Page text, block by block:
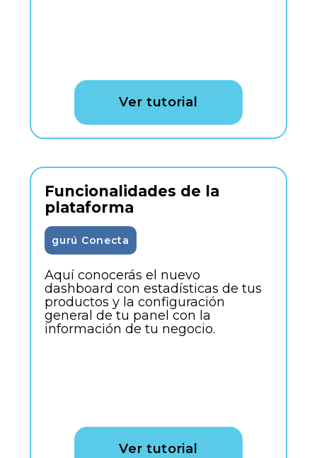
Ver tutorial
Funcionalidades de la
plataforma
gurú Conecta
Aquí conocerás el nuevo
dashboard con estadísticas de tus
productos y la configuración
general de tu panel con la
información de tu negocio.
Ver tutorial